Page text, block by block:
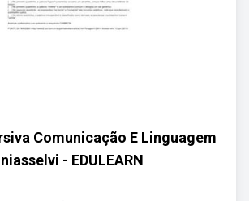
Comunicação E Linguagem
- EDULEARN